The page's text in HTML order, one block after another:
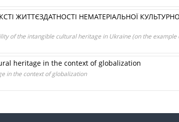
ЖИТТЄЗДАТНОСТІ НЕМАТЕРІАЛЬНОЇ
of the intangible cultural heritage in Ukraine (on the example
heritage in the context of globalization
in the context of globalization